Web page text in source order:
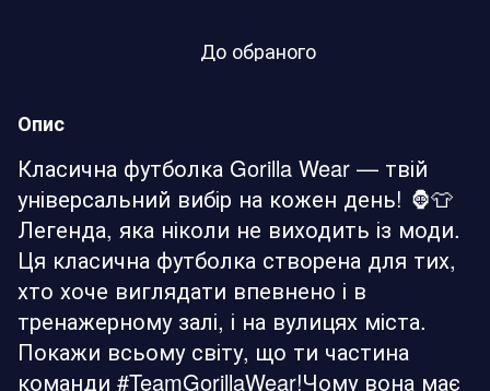
До обраного
Опис
Класична футболка Gorilla Wear — твій
універсальний вибір на кожен день! 🦍👕
Легенда, яка ніколи не виходить із моди.
Ця класична футболка створена для тих,
хто хоче виглядати впевнено і в
тренажерному залі, і на вулицях міста.
Покажи всьому світу, що ти частина
команди #TeamGorillaWear!Чому вона має